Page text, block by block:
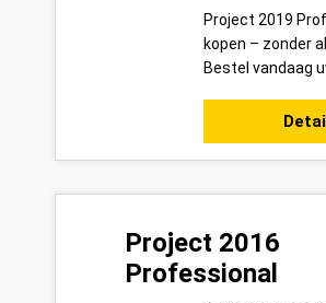
Project 2019
kopen – zonder
Bestel vandaag
productsleutel
online bij
Project 2016
Professional